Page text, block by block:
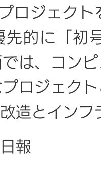
ロジェク
的に「初
は、コン
ロジェク
造とイン
報